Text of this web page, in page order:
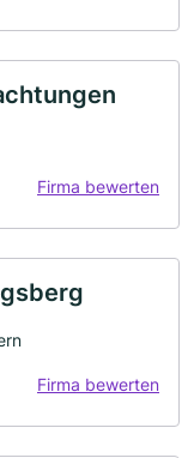
Firma bewerten
Firma bewerten